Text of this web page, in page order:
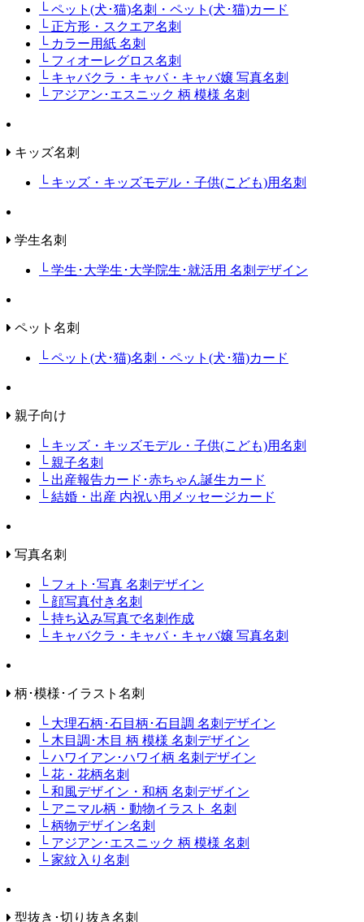
└ ペット(犬･猫)名刺・ペット(犬･猫)カード
└ 正方形・スクエア名刺
└ カラー用紙 名刺
└ フィオーレグロス名刺
└ キャバクラ・キャバ・キャバ嬢 写真名刺
└ アジアン･エスニック 柄 模様 名刺
キッズ名刺
└ キッズ・キッズモデル・子供(こども)用名刺
学生名刺
└ 学生･大学生･大学院生･就活用 名刺デザイン
ペット名刺
└ ペット(犬･猫)名刺・ペット(犬･猫)カード
親子向け
└ キッズ・キッズモデル・子供(こども)用名刺
└ 親子名刺
└ 出産報告カード･赤ちゃん誕生カード
└ 結婚・出産 内祝い用メッセージカード
写真名刺
└ フォト･写真 名刺デザイン
└ 顔写真付き名刺
└ 持ち込み写真で名刺作成
└ キャバクラ・キャバ・キャバ嬢 写真名刺
柄･模様･イラスト名刺
└ 大理石柄･石目柄･石目調 名刺デザイン
└ 木目調･木目 柄 模様 名刺デザイン
└ ハワイアン･ハワイ柄 名刺デザイン
└ 花・花柄名刺
└ 和風デザイン・和柄 名刺デザイン
└ アニマル柄・動物イラスト 名刺
└ 柄物デザイン名刺
└ アジアン･エスニック 柄 模様 名刺
└ 家紋入り名刺
型抜き･切り抜き名刺